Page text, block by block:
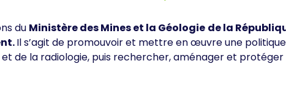
du Ministère des Mines et la Géologie de la
Il s’agit de promouvoir et mettre en œuvre une
et de la radiologie, puis rechercher, aménager et